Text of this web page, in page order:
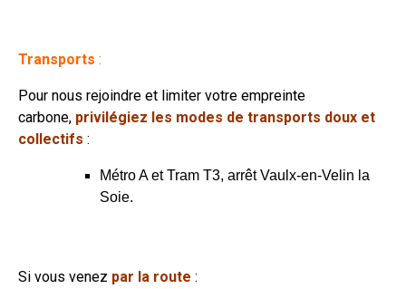
Transports :
Pour nous rejoindre et limiter votre empreinte
carbone, privilégiez les modes de transports doux et
collectifs :
Métro A et Tram T3, arrêt Vaulx-en-Velin la
Soie.
Si vous venez par la route :